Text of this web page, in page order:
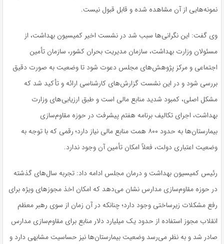
نمونه‌هایی از آن مشاهده شده و قابل قبول نیست.
وی گفت: این نگرانی‌ها سبب شد در نشست اخیر کمیسیون بهداشت، از
مسئولان وزارت بهداشت، سازمان مدیریت بحران کشور، سازمان تأمین
اجتماعی و مرکز پژوهش‌های مجلس دعوت شود تا وضعیت به صورت دقیق
بررسی شود و در این نشست گزارش‌های کارشناسی ارائه و تأکید شد که
مشکل اصلی، کمبود شدید منابع مالی است و طبق ارزیابی‌های وزارت
بهداشت، اجرای تکالیف برنامه هفتم پیشرفت در حوزه مقاوم‌سازی
بیمارستان‌ها به حدود ۸۰۰ همت منابع مالی نیاز دارد؛ رقمی که با
توجه به
وضعیت اعتباری دولت، فعلاً امکان تأمین آن وجود ندارد.
رئیس کمیسیون بهداشت و درمان مجلس ادامه داد: تجربه سال‌های گذشته
در حوزه مقاوم‌سازی مدارس نشان می‌دهد که امکان اخذ مجوزهای ویژه برای
رفع مشکلات زیرساختی وجود دارد؛ چنانکه در آن زمان از سوی رهبر معظم
انقلاب مجوز استفاده از حدود یک میلیارد دلار منابع برای مقاوم‌سازی مدارس
صادر شد و به نظر می‌رسد وضعیت بیمارستان‌ها نیز حساسیت مشابهی دارد و